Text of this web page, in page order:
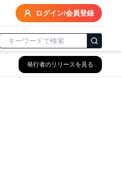
ログイン/会員登録
発行者のリリースを見る